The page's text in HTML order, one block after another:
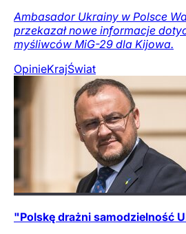
Ambasador Ukrainy w Polsce
przekazał nowe informacje
myśliwców MiG-29 dla Kijowa.
OpinieKrajŚwiat
"Polskę drażni samodzielność